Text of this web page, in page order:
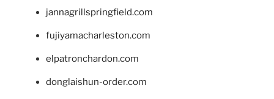
jannagrillspringfield.com
fujiyamacharleston.com
elpatronchardon.com
donglaishun-order.com